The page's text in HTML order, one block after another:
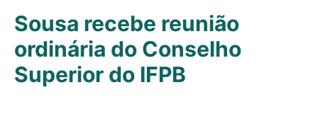
Sousa recebe reunião
ordinária do Conselho
Superior do IFPB